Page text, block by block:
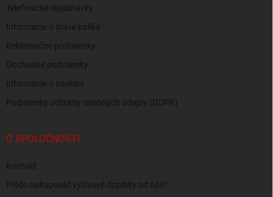
Telefonické objednávky
Informácie o stave balíka
Reklamačné podmienky
Obchodné podmienky
Informácie o cookies
Podmienky ochrany osobných údajov (GDPR)
O SPOLOČNOSTI
Kontakt
Prečo nakupovať výživové doplnky od nás?